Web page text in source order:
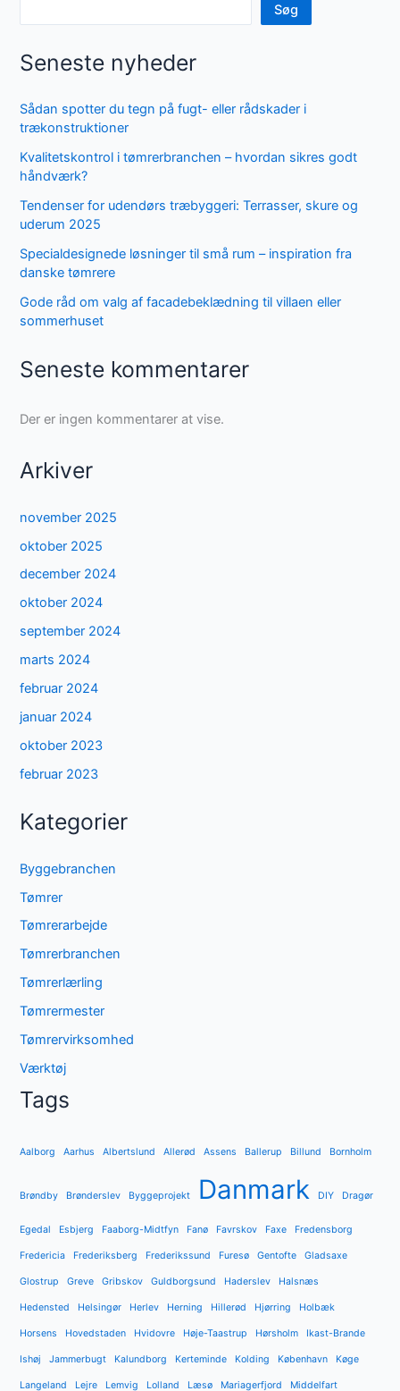
Søg
Seneste nyheder
Sådan spotter du tegn på fugt- eller rådskader i
trækonstruktioner
Kvalitetskontrol i tømrerbranchen – hvordan sikres godt
håndværk?
Tendenser for udendørs træbyggeri: Terrasser, skure og
uderum 2025
Specialdesignede løsninger til små rum – inspiration fra
danske tømrere
Gode råd om valg af facadebeklædning til villaen eller
sommerhuset
Seneste kommentarer
Der er ingen kommentarer at vise.
Arkiver
november 2025
oktober 2025
december 2024
oktober 2024
september 2024
marts 2024
februar 2024
januar 2024
oktober 2023
februar 2023
Kategorier
Byggebranchen
Tømrer
Tømrerarbejde
Tømrerbranchen
Tømrerlærling
Tømrermester
Tømrervirksomhed
Værktøj
Tags
Aalborg Aarhus Albertslund Allerød Assens Ballerup Billund Bornholm
Brøndby Brønderslev Byggeprojekt Danmark DIY Dragør
Egedal Esbjerg Faaborg-Midtfyn Fanø Favrskov Faxe Fredensborg
Fredericia Frederiksberg Frederikssund Furesø Gentofte Gladsaxe
Glostrup Greve Gribskov Guldborgsund Haderslev Halsnæs
Hedensted Helsingør Herlev Herning Hillerød Hjørring Holbæk
Horsens Hovedstaden Hvidovre Høje-Taastrup Hørsholm Ikast-Brande
Ishøj Jammerbugt Kalundborg Kerteminde Kolding København Køge
Langeland Lejre Lemvig Lolland Læsø Mariagerfjord Middelfart